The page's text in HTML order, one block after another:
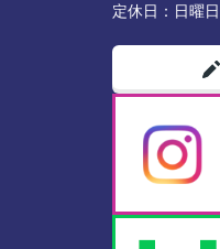
定休日： 日曜日